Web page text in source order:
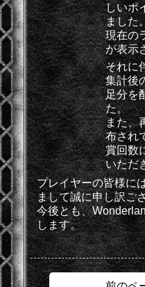
しいポ
ました
現在の
が表示
それに
集計後
足分を
た。
また、
布され
賞回数
いただ
プレイヤーの皆様に
まして誠に申し訳ご
今後とも、
します。